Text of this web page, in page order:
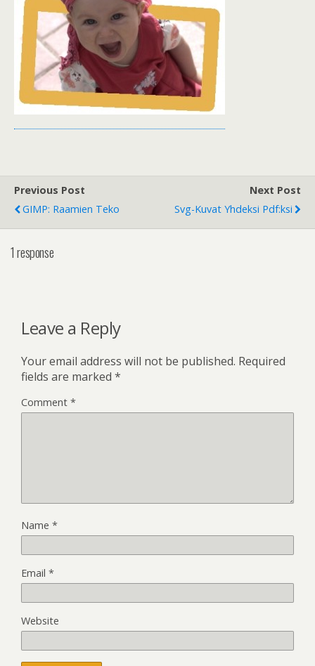
Previous Post
GIMP: Raamien Teko
Next Post
Svg-Kuvat Yhdeksi Pdf:ksi
1 response
Leave a Reply
Your email address will not be published. Required
fields are marked *
Comment *
Name *
Email *
Website